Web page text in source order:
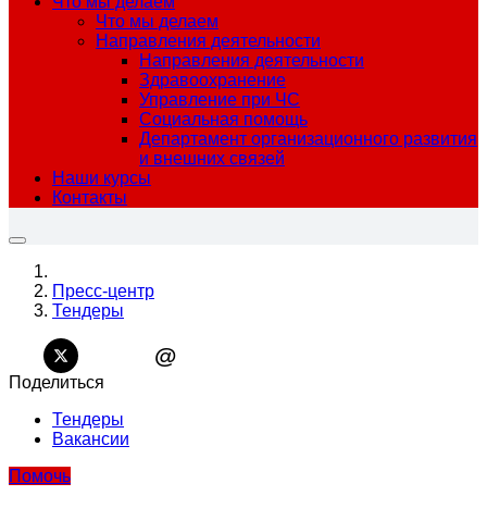
Что мы делаем
Направления деятельности
Направления деятельности
Здравоохранение
Управление при ЧС
Социальная помощь
Департамент организационного развития
и внешних связей
Наши курсы
Контакты
Пресс-центр
Тендеры
@
Поделиться
Тендеры
Вакансии
Помочь